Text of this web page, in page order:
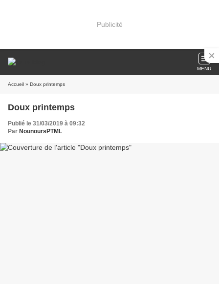
Publicité
MENU
Accueil » Doux printemps
Doux printemps
Publié le 31/03/2019 à 09:32
Par NounoursPTML